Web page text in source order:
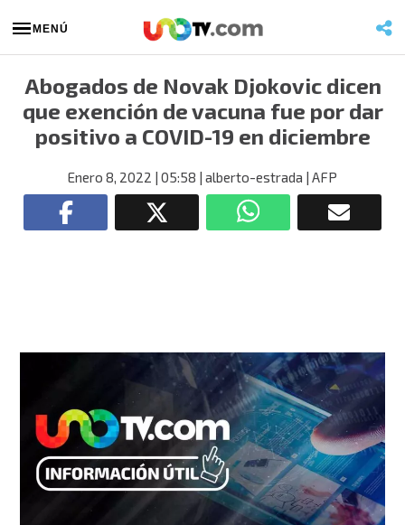
MENÚ
Abogados de Novak Djokovic dicen
que exención de vacuna fue por dar
positivo a COVID-19 en diciembre
Enero 8, 2022 | 05:58 | alberto-estrada | AFP